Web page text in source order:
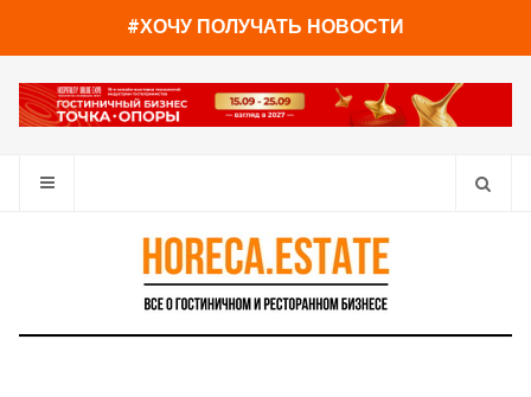
#ХОЧУ ПОЛУЧАТЬ НОВОСТИ